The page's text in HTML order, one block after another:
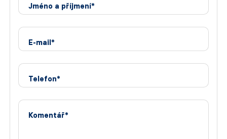
Jméno a příjmení*
E-mail*
Telefon*
Komentář*